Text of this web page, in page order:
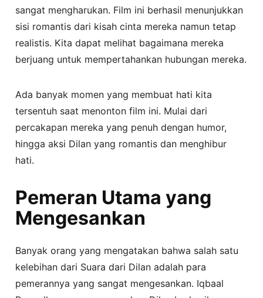
sangat mengharukan. Film ini berhasil menunjukkan
sisi romantis dari kisah cinta mereka namun tetap
realistis. Kita dapat melihat bagaimana mereka
berjuang untuk mempertahankan hubungan mereka.
Ada banyak momen yang membuat hati kita
tersentuh saat menonton film ini. Mulai dari
percakapan mereka yang penuh dengan humor,
hingga aksi Dilan yang romantis dan menghibur
hati.
Pemeran Utama yang
Mengesankan
Banyak orang yang mengatakan bahwa salah satu
kelebihan dari Suara dari Dilan adalah para
pemerannya yang sangat mengesankan. Iqbaal